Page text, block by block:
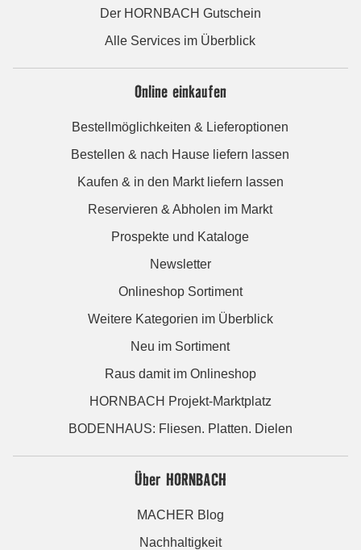
Der HORNBACH Gutschein
Alle Services im Überblick
Online einkaufen
Bestellmöglichkeiten & Lieferoptionen
Bestellen & nach Hause liefern lassen
Kaufen & in den Markt liefern lassen
Reservieren & Abholen im Markt
Prospekte und Kataloge
Newsletter
Onlineshop Sortiment
Weitere Kategorien im Überblick
Neu im Sortiment
Raus damit im Onlineshop
HORNBACH Projekt-Marktplatz
BODENHAUS: Fliesen. Platten. Dielen
Über HORNBACH
MACHER Blog
Nachhaltigkeit